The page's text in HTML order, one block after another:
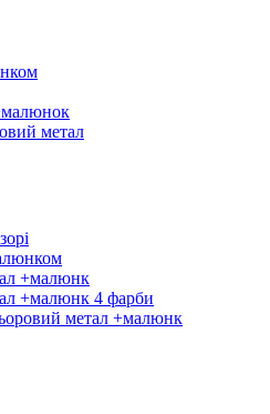
метал
+малюнк
+малюнк 4 фарби
метал +малюнк